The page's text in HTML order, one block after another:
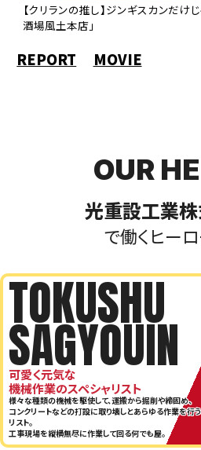
【クリランの推し】ジンギスカンだけ
酒場風土本店」
REPORT MOVIE
OUR
光重設工業
で働くヒー
TOKUSHU
SAGYOUIN
可愛く元気な
機械作業のスペシャリスト
様々な種類の機械を駆使して、運搬から掘削や締固め、
コンクリートなどの打設に取り壊しとあらゆる作業を行
リスト。
工事現場を縦横無尽に作業して回る何でも屋。